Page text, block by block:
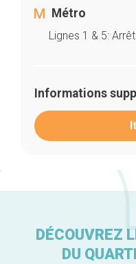
Métro
Lignes 1 & 5:
Informations
DÉCOUVREZ
DU